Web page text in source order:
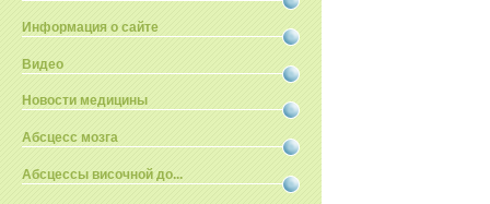
Информация о сайте
Видео
Новости медицины
Абсцесс мозга
Абсцессы височной до...